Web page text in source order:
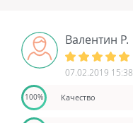
Валентин Р.
07.02.2019 15:38
100% Качество